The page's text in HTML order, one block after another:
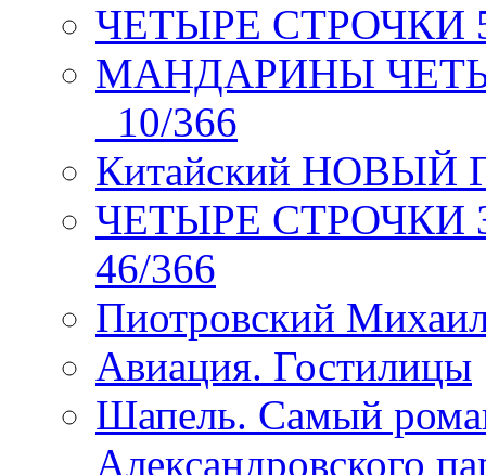
ЧЕТЫРЕ СТРОЧКИ 5
МАНДАРИНЫ
_10/366
Китайский НОВЫЙ
ЧЕТЫРЕ СТРОЧКИ
46/366
Пиотровский
Авиация. Гостилицы
Шапель. Самый
Александровского